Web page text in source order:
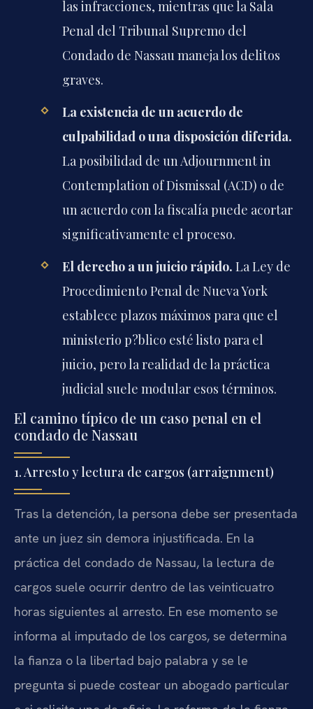
las infracciones, mientras que la Sala
Penal del Tribunal Supremo del
Condado de Nassau maneja los delitos
graves.
La existencia de un acuerdo de
culpabilidad o una disposición diferida.
La posibilidad de unAdjournment in
Contemplation of Dismissal (ACD) o de
un acuerdo con la fiscalía puede acortar
significativamente el proceso.
El derecho a un juicio rápido. La Ley de
Procedimiento Penal de Nueva York
establece plazos máximos para que el
ministerio p?blico esté listo para el
juicio, pero la realidad de la práctica
judicial suele modular esos términos.
El camino típico de un caso penal en el
condado de Nassau
1. Arresto y lectura de cargos (arraignment)
Tras la detención, la persona debe ser presentada
ante un juez sin demora injustificada. En la
práctica del condado de Nassau, la lectura de
cargos suele ocurrir dentro de las veinticuatro
horas siguientes al arresto. En ese momento se
informa al imputado de los cargos, se determina
la fianza o la libertad bajo palabra y se le
pregunta si puede costear un abogado particular